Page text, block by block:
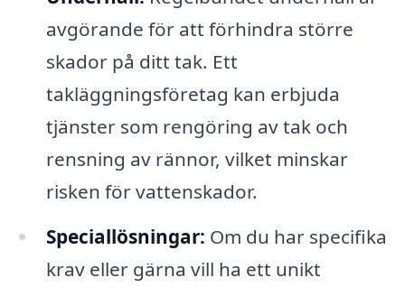
avgörande för att förhindra större
skador på ditt tak. Ett
takläggningsföretag kan erbjuda
tjänster som rengöring av tak och
rensning av rännor, vilket minskar
risken för vattenskador.
Speciallösningar: Om du har specifika
krav eller gärna vill ha ett unikt